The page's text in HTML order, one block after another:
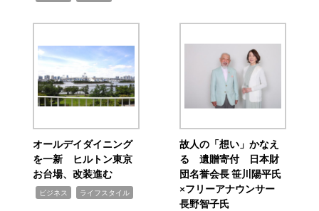
オールデイダイニング
を一新 ヒルトン東京
お台場、改装進む
ビジネス ライフスタイル
故人の「想い」かなえ
る 遺贈寄付 日本財
団名誉会長 笹川陽平氏
×フリーアナウンサー
長野智子氏